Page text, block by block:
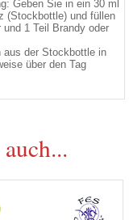
Geben Sie in ein 30 ml
(Stockbottle) und füllen
1 Teil Brandy oder
aus der Stockbottle in
über den Tag